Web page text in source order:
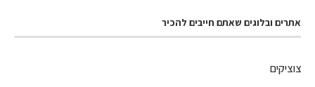
אתרים ובלוגים שאתם חייבים להכיר
צוציקים